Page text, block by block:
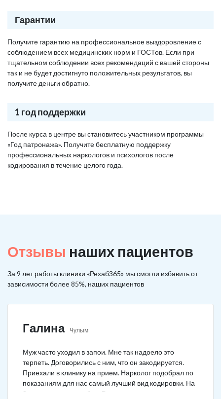
Гарантии
Получите гарантию на профессиональное выздоровление с
соблюдением всех медицинских норм и ГОСТов. Если при
тщательном соблюдении всех рекомендаций с вашей стороны
так и не будет достигнуто положительных результатов, вы
получите деньги обратно.
1 год поддержки
После курса в центре вы становитесь участником программы
«Год патронажа». Получите бесплатную поддержку
профессиональных наркологов и психологов после
кодирования в течение целого года.
Отзывы наших пациентов
За 9 лет работы клиники «Рехаб365» мы смогли избавить от
зависимости более 85%, наших пациентов
Галина Чулым
Муж часто уходил в запои. Мне так надоело это
терпеть. Договорились с ним, что он закодируется.
Приехали в клинику на прием. Нарколог подобрал по
показаниям для нас самый лучший вид кодировки. На
3 года поставили рубеж. Вот уже как два года мужа к